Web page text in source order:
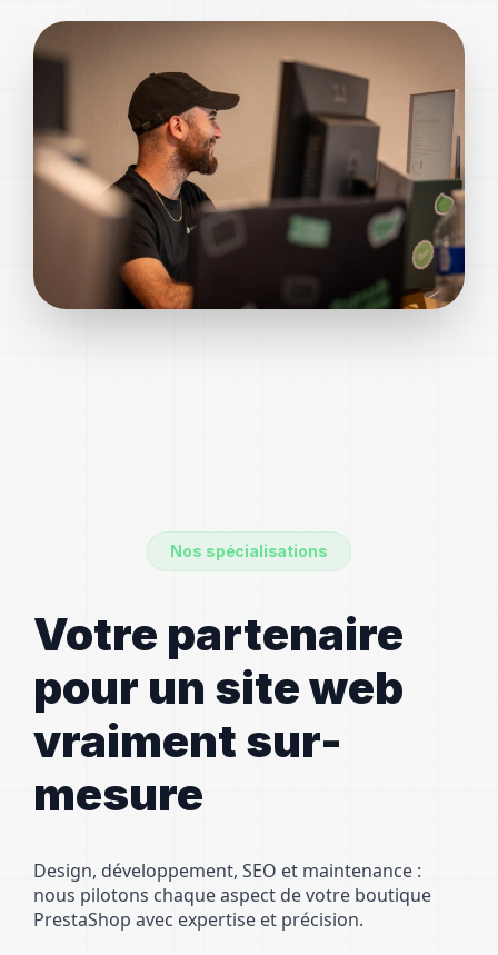
Nos spécialisations
Votre partenaire
pour un site web
vraiment sur-
mesure
Design, développement, SEO et maintenance :
nous pilotons chaque aspect de votre boutique
PrestaShop avec expertise et précision.